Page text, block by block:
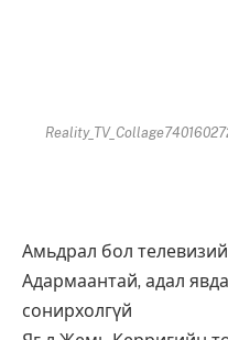
Амьдрал бол
Адармаантай, адал
сонирхолгүй